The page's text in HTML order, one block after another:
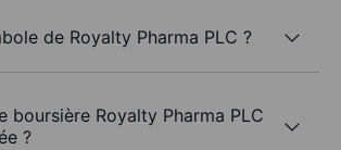
de Royalty Pharma PLC ?
boursière Royalty Pharma PLC
?